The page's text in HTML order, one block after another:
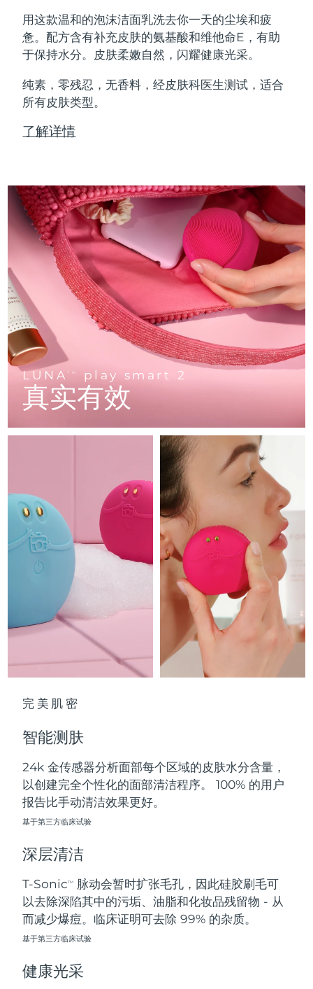
用这款温和的泡沫洁面乳洗去你一天的尘埃和疲
惫。配方含有补充皮肤的氨基酸和维他命E，有助
于保持水分。皮肤柔嫩自然，闪耀健康光采。
纯素，零残忍，无香料，经皮肤科医生测试，适合
所有皮肤类型。
了解详情
LUNATM play smart 2
真实有效
完美肌密
智能测肤
24k 金传感器分析面部每个区域的皮肤水分含量，
以创建完全个性化的面部清洁程序。 100% 的用户
报告比手动清洁效果更好。
基于第三方临床试验
深层清洁
T-SonicTM
脉动会暂时扩张毛孔，因此硅胶刷毛可
以去除深陷其中的污垢、油脂和化妆品残留物 - 从
而减少爆痘。临床证明可去除 99% 的杂质。
基于第三方临床试验
健康光采
FAQ™护肤品
All FAQ™ skincare
FAQ™产品
All anti-aging treatments
FAQ™护肤品
All FAQ™ skincare
FAQ™产品
All LED treatments
FAQ™产品
All hair treatments
FAQ™ skincare
All FAQ™ skincare
FAQ™ products
PEACH™ 2 Pro Max
Professional IPL hair removal device
PEACH™ 2
Travel-friendly IPL hair removal
PEACH™ Cooling Prep Gel
Cooling IPL hair removal gel
BEAR™ 2 body
Microcurrent body toning
LUNA™ 4 body
Firming body serum
痘肌护理
ESPADA™ 2
Acne treatment device
ESPADA™ Blemish Solution
Concentrated acne gel
ESPADA™ 设备
All acne treatment devices
眼部护理
IRIS™ 2
Rejuvenating eye massager
眼部护肤
Advanced eye care treatment
眼部护理设备
All revitalizing eye massagers
KIWI™ derma
Diamond microdermabrasion .
KIWI™
Blackhead remover
KIWI™ 皮肤护理
Advanced pore care essentials
LUNA™ 4 hair
2-in-1 LED scalp massager
FLIP™ play advanced
LED light hairbrush
LUNA™ Dual-Peptide Scalp
For healthy hair
牙齿美白
NEW
issa™ Teeth Whitening Set
Dual LED + sonic device & 18% PAP gel
issa™ Teeth Whitening Gel
18% PAP
更多的
护肤品 男士
FOREO APP
关于我们
法属波利尼西亚 预计送达日期13/08/2026
直布罗陀
希腊
匈牙利 预计送达日期 09/08/2026
冰岛 预计送达日期10/08/2026
印度尼西亚 预计送达日期 07/08/2026
爱尔兰 预计送达日期 09/08/2026
马恩岛
以色列 预计送达日期13/08/2026
意大利
日本 预计送达日期12/08/2026
预计送达日期 14/08/2026
哈萨克斯坦 预计送达日期 11/08/2026
科威特 预计送达日期09/08/2026
拉脱维亚 预计送达日期 09/08/2026
预计送达日期10/08/2026
立陶宛 预计送达日期 09/08/2026
卢森堡 预计送达日期 09/08/2026
马耳他
墨西哥 预计送达日期13/08/2026
摩纳哥
荷兰
新西兰 预计送达日期09/08/2026
挪威 预计送达日期09/08/2026